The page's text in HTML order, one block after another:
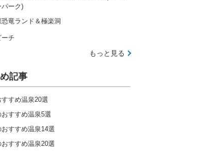
ーク)
竜ランド＆極楽洞
チ
もっと見る
記事
すめ温泉20選
すすめ温泉5選
すすめ温泉14選
すすめ温泉20選